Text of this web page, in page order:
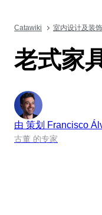
Catawiki 室内设计及装饰
老式家
由 策划 Francisco
古董 的专家